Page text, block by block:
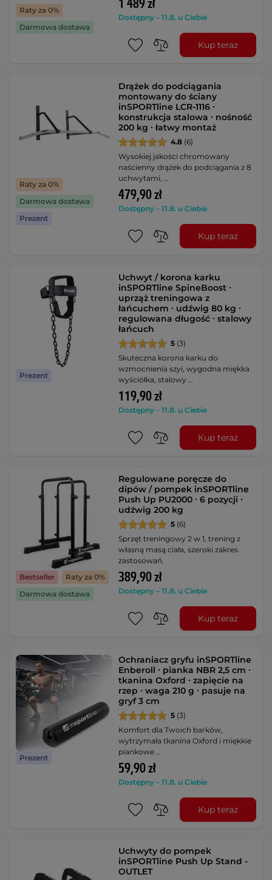
Raty za 0%
Darmowa dostawa
1 489 zł
Dostępny – 11.8. u Ciebie
Kup teraz
Raty za 0%
Darmowa dostawa
Prezent
Drążek do podciągania
montowany do ściany
inSPORTline LCR-1116 ∙
konstrukcja stalowa ∙ nośność
200 kg ∙ łatwy montaż
4.8 (6)
Wysokiej jakości chromowany
naścienny drążek do podciągania z 8
uchwytami, …
479,90 zł
Dostępny – 11.8. u Ciebie
Kup teraz
Prezent
Uchwyt / korona karku
inSPORTline SpineBoost ∙
uprząż treningowa z
łańcuchem ∙ udźwig 80 kg ∙
regulowana długość ∙ stalowy
łańcuch
5 (3)
Skuteczna korona karku do
wzmocnienia szyi, wygodna miękka
wyściółka, stalowy …
119,90 zł
Dostępny – 11.8. u Ciebie
Kup teraz
Bestseller
Raty za 0%
Darmowa dostawa
Regulowane poręcze do
dipów / pompek inSPORTline
Push Up PU2000 ∙ 6 pozycji ∙
udźwig 200 kg
5 (6)
Sprzęt treningowy 2 w 1, trening z
własną masą ciała, szeroki zakres
zastosowań.
389,90 zł
Dostępny – 11.8. u Ciebie
Kup teraz
Prezent
Ochraniacz gryfu inSPORTline
Enberoll ∙ pianka NBR 2,5 cm ∙
tkanina Oxford ∙ zapięcie na
rzep ∙ waga 210 g ∙ pasuje na
gryf 3 cm
5 (3)
Komfort dla Twoich barków,
wytrzymała tkanina Oxford i miękkie
piankowe …
59,90 zł
Dostępny – 11.8. u Ciebie
Kup teraz
Uchwyty do pompek
inSPORTline Push Up Stand -
OUTLET